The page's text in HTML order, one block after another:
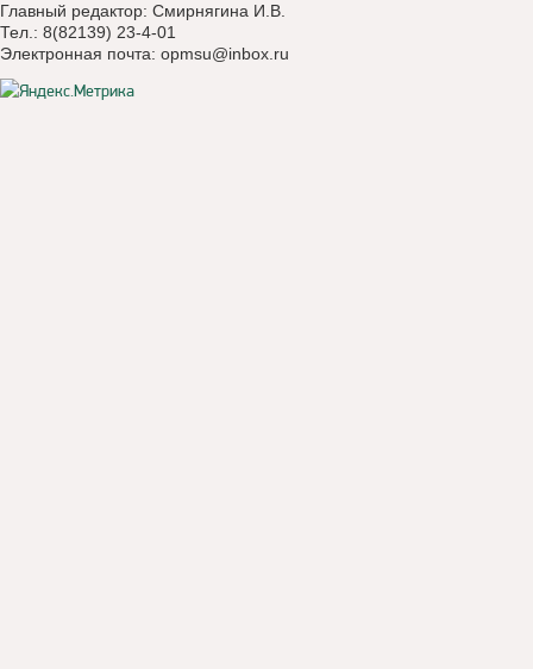
Главный редактор: Смирнягина И.В.
Тел.: 8(82139) 23-4-01
Электронная почта: opmsu@inbox.ru